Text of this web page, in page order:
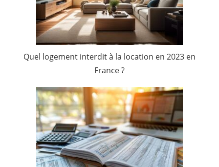
Quel logement interdit à la location en 2023 en
France ?